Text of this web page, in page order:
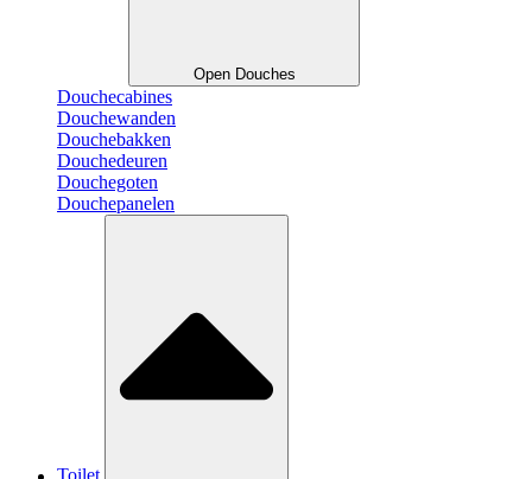
Open Douches
Douchecabines
Douchewanden
Douchebakken
Douchedeuren
Douchegoten
Douchepanelen